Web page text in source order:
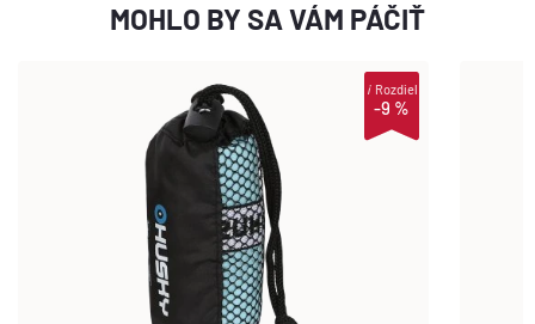
MOHLO BY SA VÁM PÁČIŤ
-9 %
iRozdiel